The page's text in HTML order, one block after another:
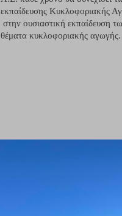
εκπαίδευσης Κυκλοφοριακής
στην ουσιαστική εκπαίδευση
θέματα κυκλοφοριακής αγωγής.